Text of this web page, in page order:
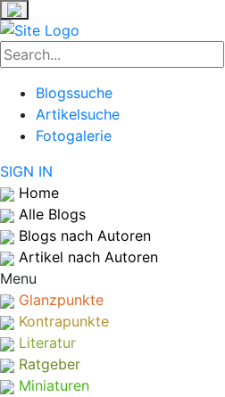
Blogssuche
Artikelsuche
Fotogalerie
SIGN IN
Home
Alle Blogs
Blogs nach Autoren
Artikel nach Autoren
Menu
Glanzpunkte
Kontrapunkte
Literatur
Ratgeber
Miniaturen